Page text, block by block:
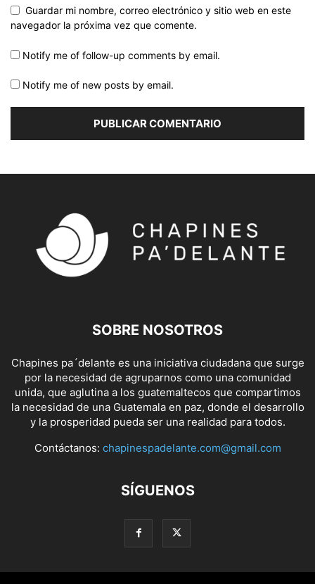
Guardar mi nombre, correo electrónico y sitio web en este
navegador la próxima vez que comente.
Notify me of follow-up comments by email.
Notify me of new posts by email.
SOBRE NOSOTROS
Chapines pa´delante es una iniciativa ciudadana que surge
por la necesidad de agruparnos como una comunidad
unida, que aglutina a los guatemaltecos que compartimos
la necesidad de una Guatemala en paz, donde el desarrollo
y la prosperidad pueda ser una realidad para todos.
Contáctanos: chapinespadelante.com@gmail.com
SÍGUENOS